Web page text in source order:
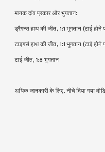
मानक दांव प्रकार और भुगतान:
ड्रैगन्स हाथ की जीत, 1:1 भुगतान (टाई
टाइगर्स हाथ की जीत, 1:1 भुगतान (टाई
टाई जीत, 1:8 भुगतान
अधिक जानकारी के लिए, नीचे दिया गया